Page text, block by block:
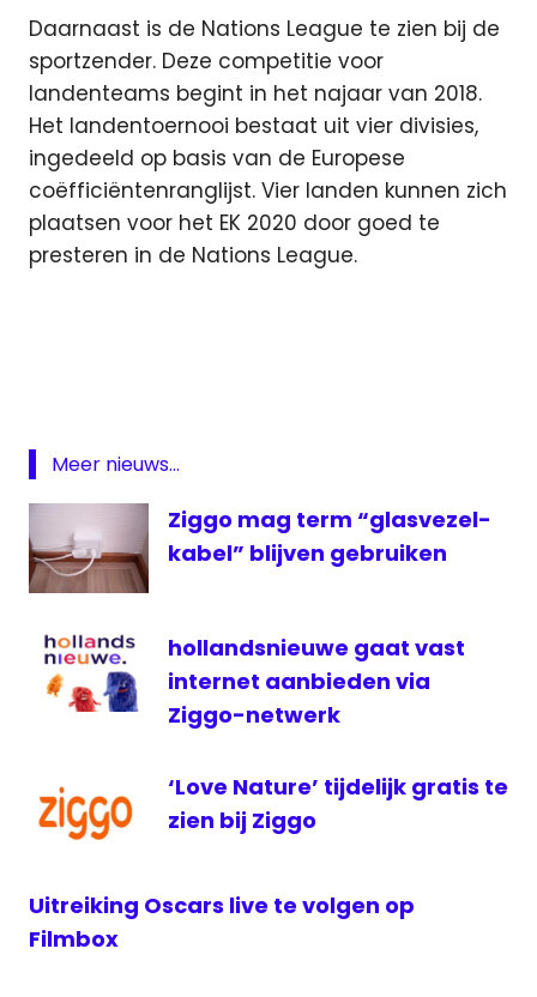
Daarnaast is de Nations League te zien bij de
sportzender. Deze competitie voor
landenteams begint in het najaar van 2018.
Het landentoernooi bestaat uit vier divisies,
ingedeeld op basis van de Europese
coëfficiëntenranglijst. Vier landen kunnen zich
plaatsen voor het EK 2020 door goed te
presteren in de Nations League.
Sport
Ziggo
Totaal
Meer nieuws...
Ziggo mag term “glasvezel-
kabel” blijven gebruiken
hollandsnieuwe gaat vast
internet aanbieden via
Ziggo-netwerk
‘Love Nature’ tijdelijk gratis te
zien bij Ziggo
Uitreiking Oscars live te volgen op
Filmbox